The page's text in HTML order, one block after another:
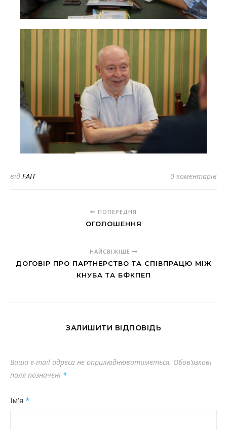
від FAIT 0 коментарів
ПОПЕРЕДНЯ
ОГОЛОШЕННЯ
НАЙСВІЖІШЕ
ДОГОВІР ПРО ПАРТНЕРСТВО ТА СПІВПРАЦЮ МІЖ
КНУБА ТА БФКПЕП
ЗАЛИШИТИ ВІДПОВІДЬ
Ваша e-mail адреса не оприлюднюватиметься. Обов’язкові
поля позначені *
Ім'я *